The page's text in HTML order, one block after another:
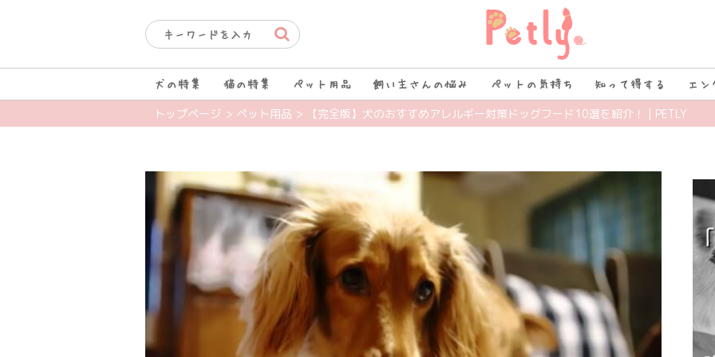
犬の特集 猫の特集 ペット用品 飼い主さんの悩み ペットの気持ち 知って得する エン
トップページ > ペット用品 > 【完全版】犬のおすすめアレルギー対策ドッグフード10選を紹介！ | PETLY